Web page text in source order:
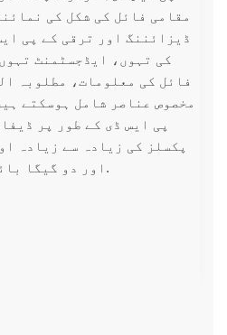
مقامی فائل کی شکل کی
ڈیزائننگ اور ترقی کے پی
کی تہوں، ایڈجسٹمنٹ
فائل کی معلومات، مطلوبہ
مخصوص عناصر شامل ہوسکتے
پکسلز کی زیادہ سے زیادہ
اور دو گیگا بائٹس کی لمبائی کی حد ہے.